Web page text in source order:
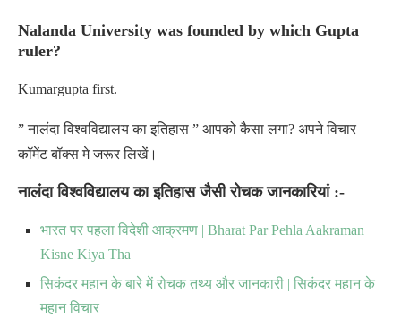
Nalanda University was founded by which Gupta
ruler?
Kumargupta first.
” नालंदा विश्वविद्यालय का इतिहास ” आपको कैसा लगा? अपने विचार
कॉमेंट बॉक्स मे जरूर लिखें।
नालंदा विश्वविद्यालय का इतिहास जैसी रोचक जानकारियां:-
भारत पर पहला विदेशी आक्रमण | Bharat Par Pehla Aakraman
Kisne Kiya Tha
सिकंदर महान के बारे में रोचक तथ्य और जानकारी | सिकंदर महान के
महान विचार